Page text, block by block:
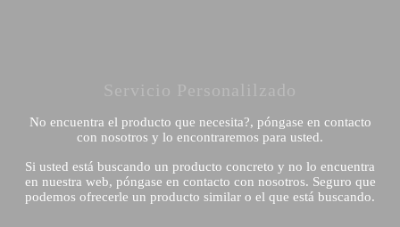
No encuentra el producto que necesita?, póngase en contacto
con nosotros y lo encontraremos para usted.
Si usted está buscando un producto concreto y no lo encuentra
en nuestra web, póngase en contacto con nosotros. Seguro que
podemos ofrecerle un producto similar o el que está buscando.